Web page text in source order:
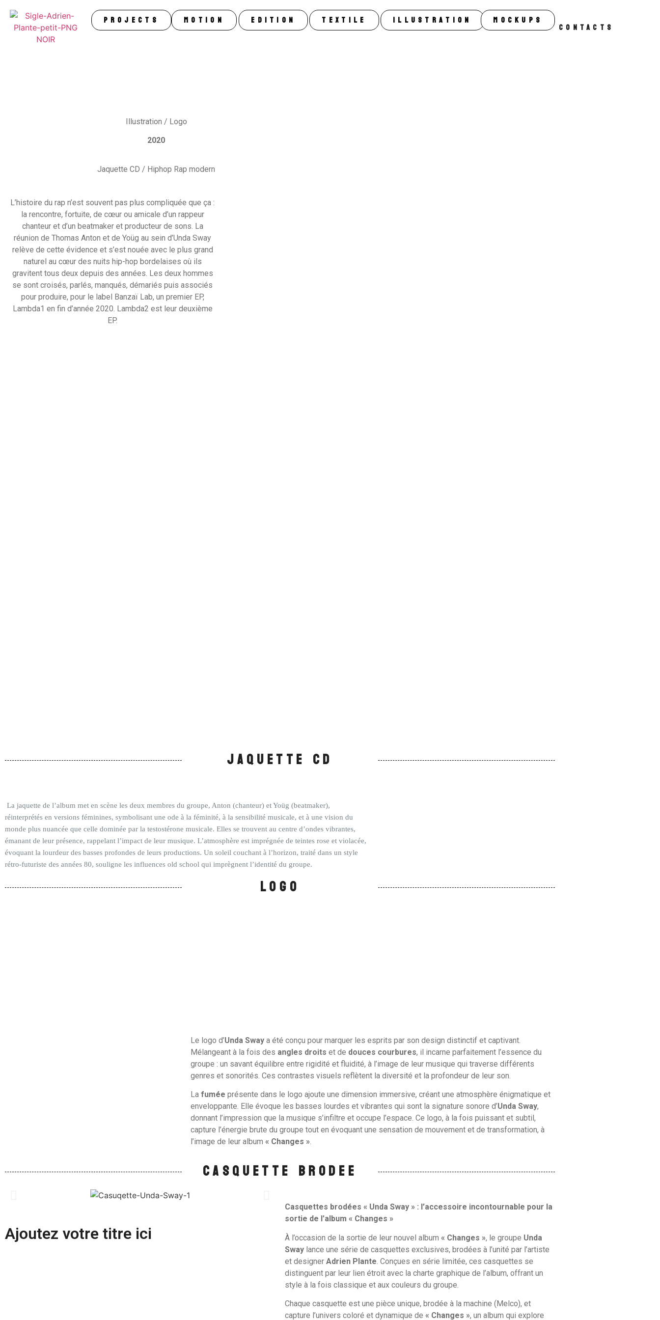
Projects Motion Edition Textile Illustration Mockups
CONTACTS
Illustration / Logo
2020
Jaquette CD / Hiphop Rap modern
L’histoire du rap n’est souvent pas plus compliquée que ça :
la rencontre, fortuite, de cœur ou amicale d’un rappeur
chanteur et d’un beatmaker et producteur de sons. La
réunion de Thomas Anton et de Yoüg au sein d’Unda Sway
relève de cette évidence et s’est nouée avec le plus grand
naturel au cœur des nuits hip-hop bordelaises où ils
gravitent tous deux depuis des années. Les deux hommes
se sont croisés, parlés, manqués, démariés puis associés
pour produire, pour le label Banzaï Lab, un premier EP,
Lambda1 en fin d’année 2020. Lambda2 est leur deuxième
EP.
Jaquette CD
La jaquette de l’album met en scène les deux membres du groupe, Anton (chanteur) et Yoüg (beatmaker),
réinterprétés en versions féminines, symbolisant une ode à la féminité, à la sensibilité musicale, et à une vision du
monde plus nuancée que celle dominée par la testostérone musicale. Elles se trouvent au centre d’ondes vibrantes,
émanant de leur présence, rappelant l’impact de leur musique. L’atmosphère est imprégnée de teintes rose et violacée,
évoquant la lourdeur des basses profondes de leurs productions. Un soleil couchant à l’horizon, traité dans un style
rétro-futuriste des années 80, souligne les influences old school qui imprègnent l’identité du groupe.
logo
Le logo d’Unda Sway a été conçu pour marquer les esprits par son design distinctif et captivant.
Mélangeant à la fois des angles droits et de douces courbures, il incarne parfaitement l’essence du
groupe : un savant équilibre entre rigidité et fluidité, à l’image de leur musique qui traverse différents
genres et sonorités. Ces contrastes visuels reflètent la diversité et la profondeur de leur son.
Lafumée présente dans le logo ajoute une dimension immersive, créant une atmosphère énigmatique et
enveloppante. Elle évoque les basses lourdes et vibrantes qui sont la signature sonore d’Unda Sway,
donnant l’impression que la musique s’infiltre et occupe l’espace. Ce logo, à la fois puissant et subtil,
capture l’énergie brute du groupe tout en évoquant une sensation de mouvement et de transformation, à
l’image de leur album« Changes ».
Casquette brodee
Ajoutez votre titre ici
Casquettes brodées « Unda Sway » : l’accessoire incontournable pour la
sortie de l’album « Changes »
À l’occasion de la sortie de leur nouvel album « Changes », le groupe Unda
Sway lance une série de casquettes exclusives, brodées à l’unité par l’artiste
et designer Adrien Plante . Conçues en série limitée, ces casquettes se
distinguent par leur lien étroit avec la charte graphique de l’album, offrant un
style à la fois classique et aux couleurs du groupe.
Chaque casquette est une pièce unique, brodée à la machine (Melco), et
capture l’univers coloré et dynamique de « Changes », un album qui explore